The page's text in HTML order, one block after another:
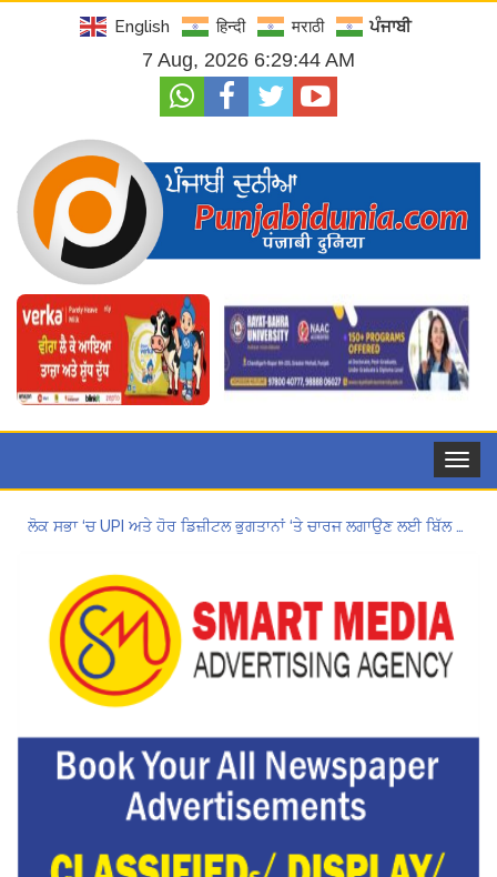
English हिन्दी मराठी ਪੰਜਾਬੀ
7 Aug, 2026 6:29:45 AM
Toggle
ਲੋਕ ਸਭਾ ‘ਚ UPI ਅਤੇ ਹੋਰ ਡਿਜ਼ੀਟਲ ਭੁਗਤਾਨਾਂ ‘ਤੇ ਚਾਰਜ ਲਗਾਉਣ ਲਈ ਬਿੱਲ ਪਾਸ
Hukamnama Sri Darbar Sahib, Amritsar – Punjabi Dunia
Hukamnama Sri Darbar Sahib, Amritsar – Punjabi Dunia